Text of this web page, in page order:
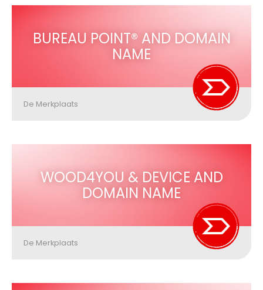
BUREAU POINT® AND DOMAIN
NAME
De Merkplaats
WOOD4YOU & DEVICE AND
DOMAIN NAME
De Merkplaats